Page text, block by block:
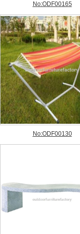
No:ODF00165
No:ODF00130